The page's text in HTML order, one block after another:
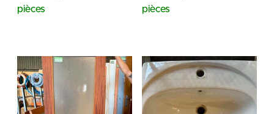
pièces
pièces